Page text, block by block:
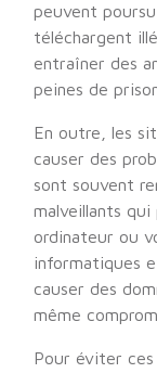
peuvent
téléchargent
entraîner des
peines de
En outre, les
causer des
sont souvent
malveillants
ordinateur ou
informatiques
causer des
même
Pour éviter